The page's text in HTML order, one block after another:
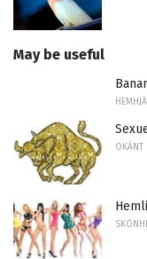
May be useful
OKÄNT